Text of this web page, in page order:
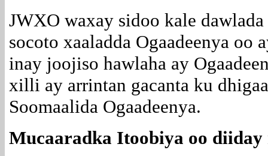
JWXO waxay sidoo kale
socoto xaaladda Ogaadeenya oo
inay joojiso hawlaha ay
xilli ay arrintan gacanta ku
Soomaalida Ogaadeenya.
Mucaaradka Itoobiya oo